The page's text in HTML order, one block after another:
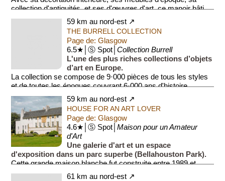
collection d'antiquités, et ses d'œuvres d'art, ce manoir bâti
en 1752...
59 km au nord-est ↗
THE BURRELL COLLECTION
Page de: Glasgow
6.5★│Ⓢ Spot│Collection Burrell
L'une des plus riches collections d’objets
d’art en Europe.
La collection se compose de 9·000 pièces de tous les styles
et de toutes les époques couvrant 6·000 ans d'histoire.
59 km au nord-est ↗
HOUSE FOR AN ART LOVER
Page de: Glasgow
4.6★│Ⓢ Spot│Maison pour un Amateur
d'Art
Une galerie d'art et un espace
d'exposition dans un parc superbe (Bellahouston Park).
Cette grande maison blanche fut construite entre 1989 et
1996 à partir de plans conçus en 1901 par Charles Renni...
61 km au nord-est ↗